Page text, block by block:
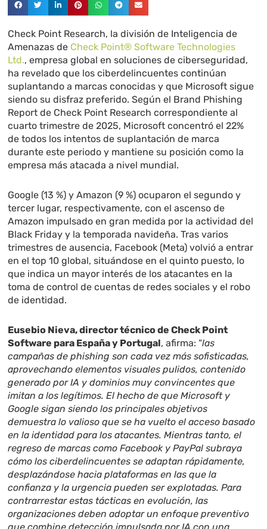
Check Point Research, la división de Inteligencia de
Amenazas de Check Point® Software Technologies
Ltd., empresa global en soluciones de ciberseguridad,
ha revelado que los ciberdelincuentes continúan
suplantando a marcas conocidas y que Microsoft sigue
siendo su disfraz preferido. Según el Brand Phishing
Report de Check Point Research correspondiente al
cuarto trimestre de 2025, Microsoft concentró el 22%
de todos los intentos de suplantación de marca
durante este periodo y mantiene su posición como la
empresa más atacada a nivel mundial.
Google (13 %) y Amazon (9 %) ocuparon el segundo y
tercer lugar, respectivamente, con el ascenso de
Amazon impulsado en gran medida por la actividad del
Black Friday y la temporada navideña. Tras varios
trimestres de ausencia, Facebook (Meta) volvió a entrar
en el top 10 global, situándose en el quinto puesto, lo
que indica un mayor interés de los atacantes en la
toma de control de cuentas de redes sociales y el robo
de identidad.
Eusebio Nieva, director técnico de Check Point
Software para España y Portugal, afirma: “las
campañas de phishing son cada vez más sofisticadas,
aprovechando elementos visuales pulidos, contenido
generado por IA y dominios muy convincentes que
imitan a los legítimos. El hecho de que Microsoft y
Google sigan siendo los principales objetivos
demuestra lo valioso que se ha vuelto el acceso basado
en la identidad para los atacantes. Mientras tanto, el
regreso de marcas como Facebook y PayPal subraya
cómo los ciberdelincuentes se adaptan rápidamente,
desplazándose hacia plataformas en las que la
confianza y la urgencia pueden ser explotadas. Para
contrarrestar estas tácticas en evolución, las
organizaciones deben adoptar un enfoque preventivo